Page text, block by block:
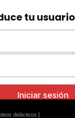
didácticos ]